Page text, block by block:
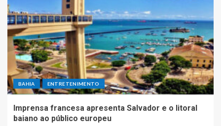
BAHIA ENTRETENIMENTO
Imprensa francesa apresenta Salvador e o litoral
baiano ao público europeu